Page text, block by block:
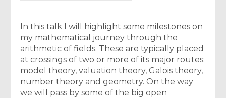
In this talk I will highlight some milestones on
my mathematical journey through the
arithmetic of fields. These are typically placed
at crossings of two or more of its major routes:
model theory, valuation theory, Galois theory,
number theory and geometry. On the way
we will pass by some of the big open